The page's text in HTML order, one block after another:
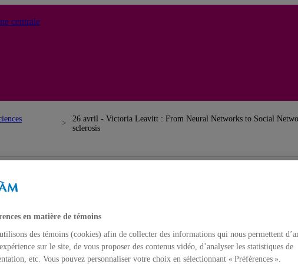
centrale
26 avril - Victoria Leavitt : From Neural Networks to Social
sclerosis
en matière de témoins
des témoins (cookies) afin de collecter des informations qui nous permettent
sur le site, de vous proposer des contenus vidéo, d’analyser les statistiques de
etc. Vous pouvez personnaliser votre choix en sélectionnant « Préférences ».